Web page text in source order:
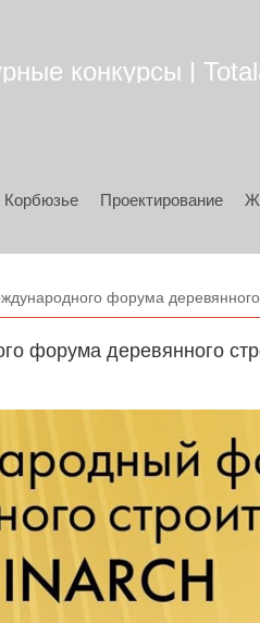
конкурсы |
Корбюзье Проектирование
форума деревянного
форума деревянного